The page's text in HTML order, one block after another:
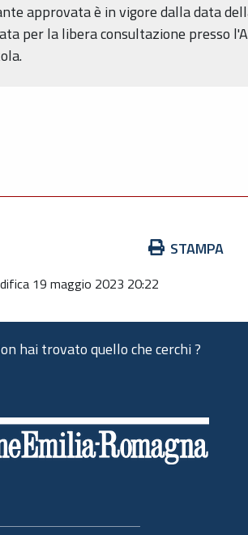
approvata è in vigore dalla data
per la libera consultazione presso
STAMPA
19 maggio 2023 20:22
hai trovato quello che cerchi ?